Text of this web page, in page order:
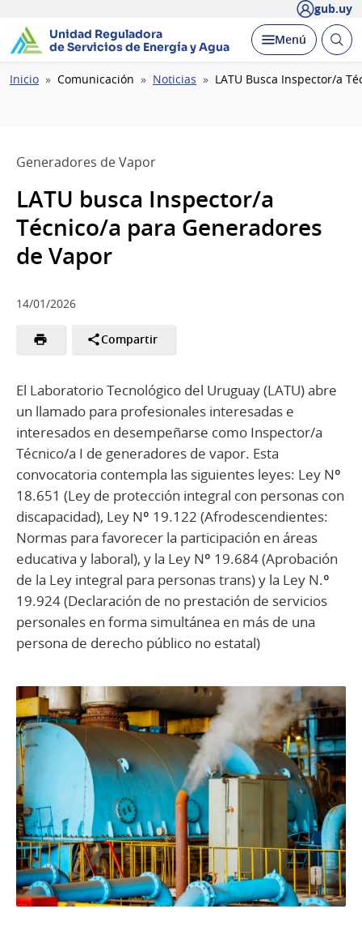
gub.uy
Unidad Reguladora
de Servicios de Energía y Agua
Desplegar
Menú Abrir
Ruta
Inicio Comunicación Noticias LATU Busca Inspector/a
Generadores de Vapor
LATU busca Inspector/a
Técnico/a para Generadores
de Vapor
14/01/2026
Compartir
El Laboratorio Tecnológico del Uruguay (LATU) abre
un llamado para profesionales interesadas e
interesados en desempeñarse como Inspector/a
Técnico/a I de generadores de vapor. Esta
convocatoria contempla las siguientes leyes: Ley Nº
18.651 (Ley de protección integral con personas con
discapacidad), Ley Nº 19.122 (Afrodescendientes:
Normas para favorecer la participación en áreas
educativa y laboral), y la Ley Nº 19.684 (Aprobación
de la Ley integral para personas trans) y la Ley N.º
19.924 (Declaración de no prestación de servicios
personales en forma simultánea en más de una
persona de derecho público no estatal)